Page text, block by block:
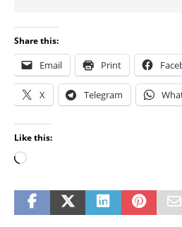
Share this:
Email Print
X Telegram
Like this: